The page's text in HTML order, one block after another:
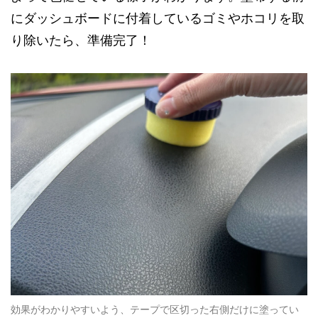
にダッシュボードに付着しているゴミやホコリを取
り除いたら、準備完了！
効果がわかりやすいよう、テープで区切った右側だけに塗ってい